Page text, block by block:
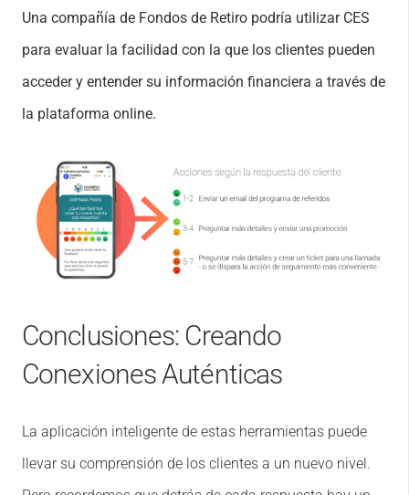
Una compañía de Fondos de Retiro podría utilizar CES
para evaluar la facilidad con la que los clientes pueden
acceder y entender su información financiera a través de
la plataforma online.
Conclusiones: Creando
Conexiones Auténticas
La aplicación inteligente de estas herramientas puede
llevar su comprensión de los clientes a un nuevo nivel.